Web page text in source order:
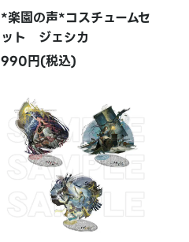
*楽園の声*コスチュームセ
ット ジェシカ
990円(税込)